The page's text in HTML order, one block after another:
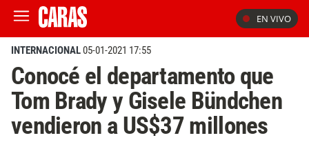
EN VIVO
INTERNACIONAL05-01-2021 17:55
Conocé el departamento que
Tom Brady y Gisele Bündchen
vendieron a US$37 millones